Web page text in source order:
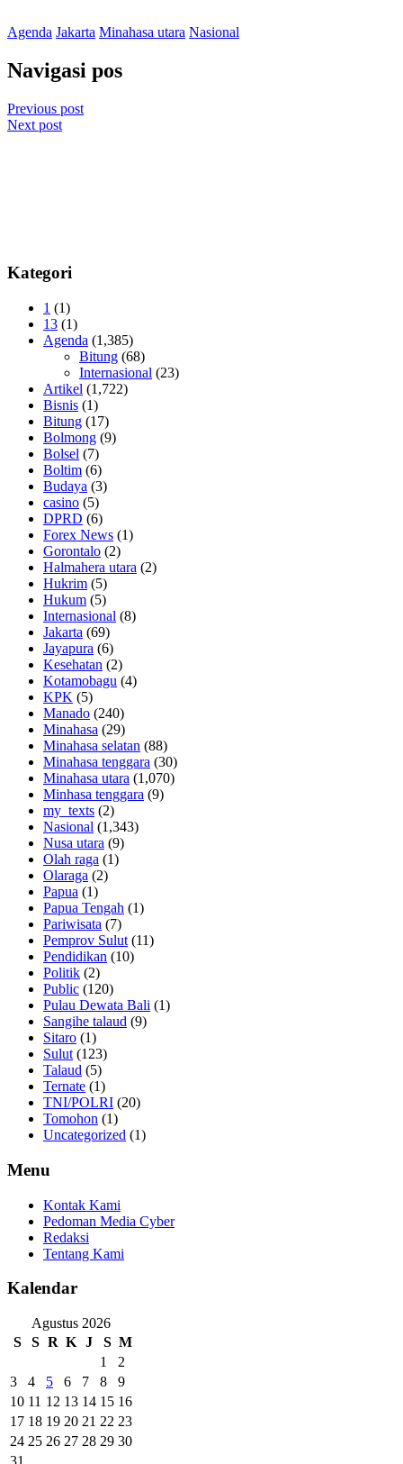
Agenda Jakarta Minahasa utara Nasional
Navigasi pos
Previous post
Next post
Kategori
1 (1)
13 (1)
Agenda (1,385)
Bitung (68)
Internasional (23)
Artikel (1,722)
Bisnis (1)
Bitung (17)
Bolmong (9)
Bolsel (7)
Boltim (6)
Budaya (3)
casino (5)
DPRD (6)
Forex News (1)
Gorontalo (2)
Halmahera utara (2)
Hukrim (5)
Hukum (5)
Internasional (8)
Jakarta (69)
Jayapura (6)
Kesehatan (2)
Kotamobagu (4)
KPK (5)
Manado (240)
Minahasa (29)
Minahasa selatan (88)
Minahasa tenggara (30)
Minahasa utara (1,070)
Minhasa tenggara (9)
my_texts (2)
Nasional (1,343)
Nusa utara (9)
Olah raga (1)
Olaraga (2)
Papua (1)
Papua Tengah (1)
Pariwisata (7)
Pemprov Sulut (11)
Pendidikan (10)
Politik (2)
Public (120)
Pulau Dewata Bali (1)
Sangihe talaud (9)
Sitaro (1)
Sulut (123)
Talaud (5)
Ternate (1)
TNI/POLRI (20)
Tomohon (1)
Uncategorized (1)
Menu
Kontak Kami
Pedoman Media Cyber
Redaksi
Tentang Kami
Kalendar
Agustus 2026
S
S R K J S M
1
2
3
4 5 6 7 8
9
10 11 12 13 14 15 16
17 18 19 20 21 22 23
24 25 26 27 28 29 30
31